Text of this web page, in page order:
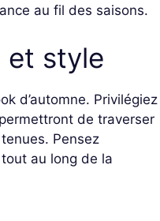
au fil des saisons.
et style
d’automne. Privilégiez
de traverser
Pensez
au long de la